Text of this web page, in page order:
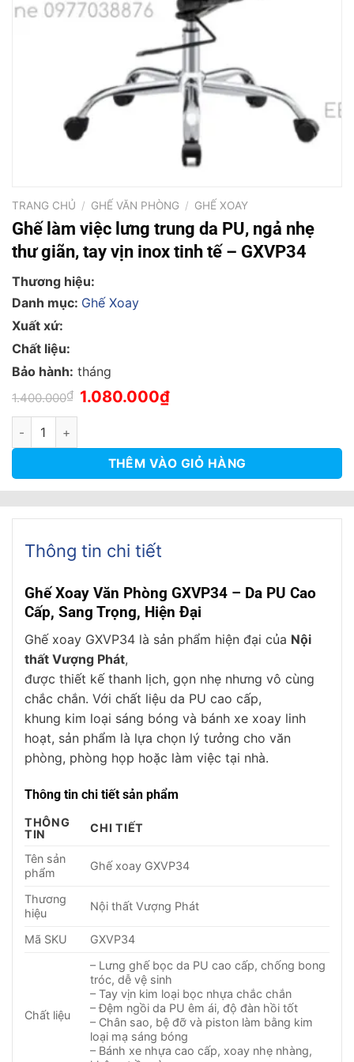
TRANG CHỦ / GHẾ VĂN PHÒNG / GHẾ XOAY
Ghế làm việc lưng trung da PU, ngả nhẹ
thư giãn, tay vịn inox tinh tế – GXVP34
Thương hiệu:
Danh mục: Ghế Xoay
Xuất xứ:
Chất liệu:
Bảo hành: tháng
1.400.000₫ Giá
gốc
1.080.000₫Giá
hiện
Ghế làm việc lưng trung da PU, ngả nhẹ thư giãn, tay vịn inox
THÊM VÀO GIỎ HÀNG
Thông tin chi tiết
Ghế Xoay Văn Phòng GXVP34 – Da PU Cao
Cấp, Sang Trọng, Hiện Đại
Ghế xoay GXVP34 là sản phẩm hiện đại của Nội
thất Vượng Phát,
được thiết kế thanh lịch, gọn nhẹ nhưng vô cùng
chắc chắn. Với chất liệu da PU cao cấp,
khung kim loại sáng bóng và bánh xe xoay linh
hoạt, sản phẩm là lựa chọn lý tưởng cho văn
phòng, phòng họp hoặc làm việc tại nhà.
Thông tin chi tiết sản phẩm
THÔNG
TIN
CHI TIẾT
Tên sản
phẩm
Ghế xoay GXVP34
Thương
hiệu
Nội thất Vượng Phát
Mã SKU GXVP34
Chất liệu
– Lưng ghế bọc da PU cao cấp, chống bong
tróc, dễ vệ sinh
– Tay vịn kim loại bọc nhựa chắc chắn
– Đệm ngồi da PU êm ái, độ đàn hồi tốt
– Chân sao, bệ đỡ và piston làm bằng kim
loại mạ sáng bóng
– Bánh xe nhựa cao cấp, xoay nhẹ nhàng,